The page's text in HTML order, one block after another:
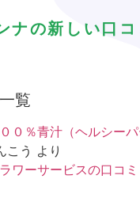
ナの新しい口コ
覧
０％青汁（ヘルシー
こう より
ワーサービスの口コミ